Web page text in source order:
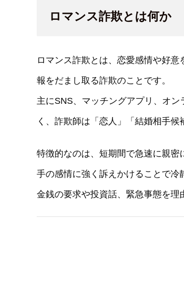
ロマンス詐欺とは何か
ロマンス詐欺とは、恋愛感情や好
報をだまし取る詐欺のことです。
主にSNS、マッチングアプリ、オ
く、詐欺師は「恋人」「結婚相手候
特徴的なのは、短期間で急速に親
手の感情に強く訴えかけることで冷
金銭の要求や投資話、緊急事態を理